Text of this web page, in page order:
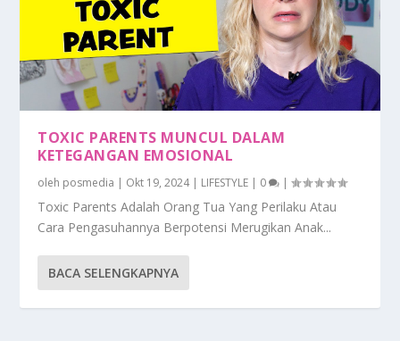
TOXIC PARENTS MUNCUL DALAM
KETEGANGAN EMOSIONAL
oleh posmedia | Okt 19, 2024| LIFESTYLE | 0 |
Toxic Parents Adalah Orang Tua Yang Perilaku Atau
Cara Pengasuhannya Berpotensi Merugikan Anak...
BACA SELENGKAPNYA